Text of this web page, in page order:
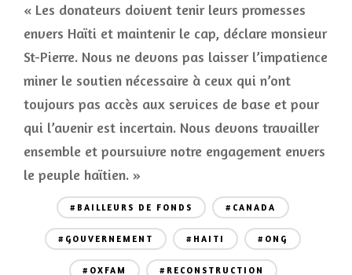
« Les donateurs doivent tenir leurs promesses
envers Haïti et maintenir le cap, déclare monsieur
St-Pierre. Nous ne devons pas laisser l’impatience
miner le soutien nécessaire à ceux qui n’ont
toujours pas accès aux services de base et pour
qui l’avenir est incertain. Nous devons travailler
ensemble et poursuivre notre engagement envers
le peuple haïtien. »
#BAILLEURS DE FONDS #CANADA
#GOUVERNEMENT #HAITI #ONG
#OXFAM #RECONSTRUCTION